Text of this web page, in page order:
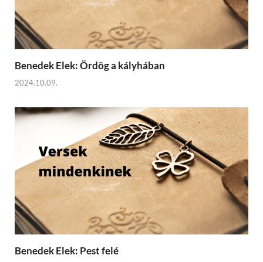
Benedek Elek: Ördög a kályhában
2024.10.09.
Benedek Elek: Pest felé